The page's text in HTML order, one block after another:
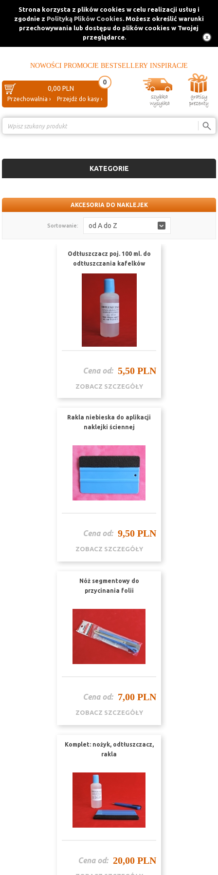
Strona korzysta z plików cookies w celu realizacji usług i
zgodnie z Polityką Plików Cookies. Możesz określić warunki
przechowywania lub dostępu do plików cookies w Twojej
przeglądarce.
NOWOŚCI PROMOCJE BESTSELLERY INSPIRACJE
0,00 PLN
0
Przechowalnia › Przejdź do kasy ›
KATEGORIE
AKCESORIA DO NAKLEJEK
Sortowanie: od A do Z
Odtłuszczacz poj. 100 ml. do
odtłuszczania kafelków
Cena od: 5,50 PLN
ZOBACZ SZCZEGÓŁY
Rakla niebieska do aplikacji
naklejki ściennej
Cena od: 9,50 PLN
ZOBACZ SZCZEGÓŁY
Nóż segmentowy do
przycinania folii
Cena od: 7,00 PLN
ZOBACZ SZCZEGÓŁY
Komplet: nożyk, odtłuszczacz,
rakla
Cena od: 20,00 PLN